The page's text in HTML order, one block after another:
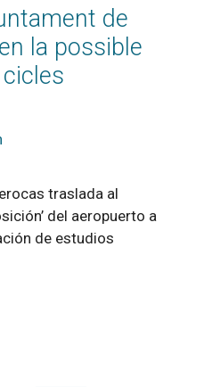
de
la possible
traslada al
del aeropuerto a
de estudios